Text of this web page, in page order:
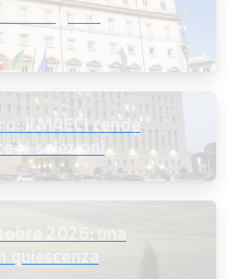
un segnale
il MAECI rende
le selezioni